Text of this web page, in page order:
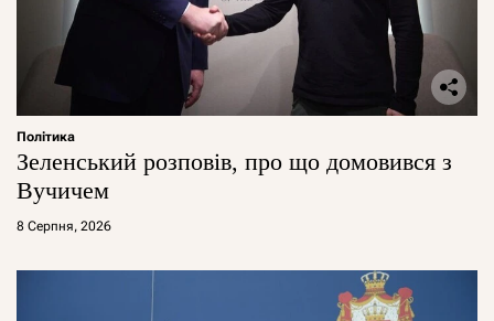
Політика
Зеленський розповів, про що домовився з
Вучичем
8 Серпня, 2026